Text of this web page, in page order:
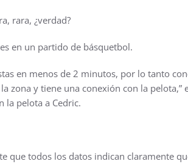
rara, ¿verdad?
en un partido de básquetbol.
en menos de 2 minutos, por lo tanto
la zona y tiene una conexión con la
la pelota a Cedric.
que todos los datos indican claramente